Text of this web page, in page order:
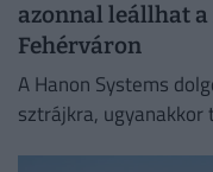
azonnal leállhat a
Fehérváron
A Hanon Systems
sztrájkra,